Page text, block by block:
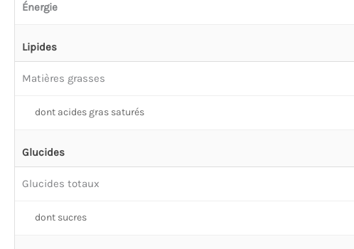
Énergie
Lipides
Matières grasses
dont acides gras saturés
Glucides
Glucides totaux
dont sucres